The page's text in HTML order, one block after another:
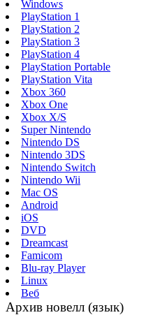
Windows
PlayStation 1
PlayStation 2
PlayStation 3
PlayStation 4
PlayStation Portable
PlayStation Vita
Xbox 360
Xbox One
Xbox X/S
Super Nintendo
Nintendo DS
Nintendo 3DS
Nintendo Switch
Nintendo Wii
Mac OS
Android
iOS
DVD
Dreamcast
Famicom
Blu-ray Player
Linux
Веб
Архив новелл (язык)